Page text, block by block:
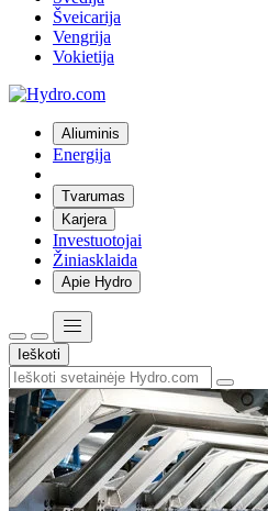
Šveicarija
Vengrija
Vokietija
Aliuminis
Energija
Tvarumas
Karjera
Investuotojai
Žiniasklaida
Apie Hydro
Ieškoti